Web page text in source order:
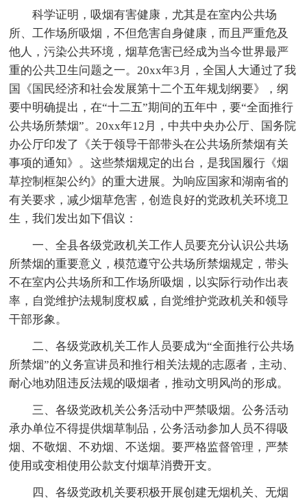
科学证明，吸烟有害健康，尤其是在室内公共场
所、工作场所吸烟，不但危害自身健康，而且严重危及
他人，污染公共环境，烟草危害已经成为当今世界最严
重的公共卫生问题之一。20xx年3月，全国人大通过了我
国《国民经济和社会发展第十二个五年规划纲要》，纲
要中明确提出，在“十二五”期间的五年中，要“全面推行
公共场所禁烟”。20xx年12月，中共中央办公厅、国务院
办公厅印发了《关于领导干部带头在公共场所禁烟有关
事项的通知》。这些禁烟规定的出台，是我国履行《烟
草控制框架公约》的重大进展。为响应国家和湖南省的
有关要求，减少烟草危害，创造良好的党政机关环境卫
生，我们发出如下倡议：
一、全县各级党政机关工作人员要充分认识公共场
所禁烟的重要意义，模范遵守公共场所禁烟规定，带头
不在室内公共场所和工作场所吸烟，以实际行动作出表
率，自觉维护法规制度权威，自觉维护党政机关和领导
干部形象。
二、各级党政机关工作人员要成为“全面推行公共场
所禁烟”的义务宣讲员和推行相关法规的志愿者，主动、
耐心地劝阻违反法规的吸烟者，推动文明风尚的形成。
三、各级党政机关公务活动中严禁吸烟。公务活动
承办单位不得提供烟草制品，公务活动参加人员不得吸
烟、不敬烟、不劝烟、不送烟。要严格监督管理，严禁
使用或变相使用公款支付烟草消费开支。
四、各级党政机关要积极开展创建无烟机关、无烟